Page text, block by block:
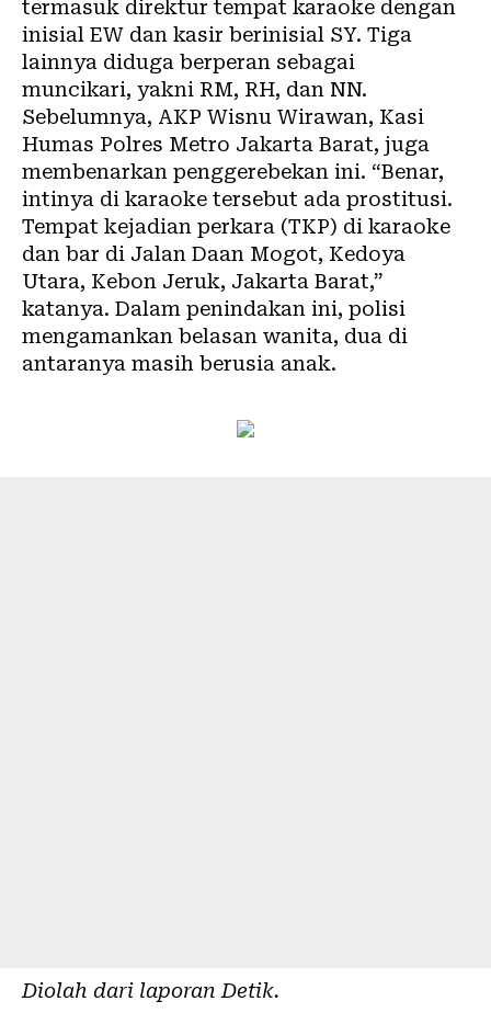
termasuk direktur tempat karaoke dengan
inisial EW dan kasir berinisial SY. Tiga
lainnya diduga berperan sebagai
muncikari, yakni RM, RH, dan NN.
Sebelumnya, AKP Wisnu Wirawan, Kasi
Humas Polres Metro Jakarta Barat, juga
membenarkan penggerebekan ini. “Benar,
intinya di karaoke tersebut ada prostitusi.
Tempat kejadian perkara (TKP) di karaoke
dan bar di Jalan Daan Mogot, Kedoya
Utara, Kebon Jeruk, Jakarta Barat,”
katanya. Dalam penindakan ini, polisi
mengamankan belasan wanita, dua di
antaranya masih berusia anak.
Diolah dari laporan Detik.